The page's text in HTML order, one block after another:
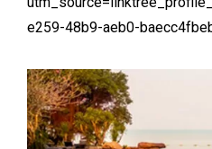
e259-48b9-aeb0-